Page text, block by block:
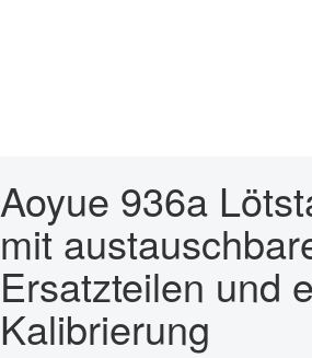
Aoyue 936a
mit
Ersatzteilen und
Kalibrierung